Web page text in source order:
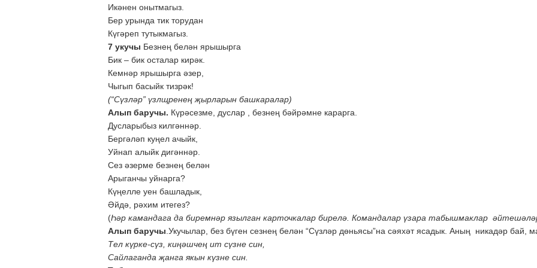
Икәнен онытмагыз.
Бер урында тик торудан
Күгәреп тутыкмагыз.
7 укучы Безнең белән ярышырга
Бик – бик осталар кирәк.
Кемнәр ярышырга әзер,
Чыгып басыйк тизрәк!
(“Сүзләр” үзлщренең җырларын башкаралар)
Алып баручы. Күрәсезме, дуслар , безнең бәйрәмне карарга.
Дусларыбыз килгәннәр.
Бергәләп куңел ачыйк,
Уйнап алыйк дигәннәр.
Сез әзерме безнең белән
Арыганчы уйнарга?
Күңелле уен башладык,
Әйдә, рәхим итегез?
(Һәр камандага да биремнәр язылган карточкалар бирелә. Командалар үзара табышмаклар
Алып баручы .Укучылар, без бүген сезнең белән “Сүзләр дөньясы”на сәяхәт ясадык. Аның никадәр бай,
Тел күрке-сүз, киңәшчең ит сүзне син,
Сайлаганда җанга якын күзне син.